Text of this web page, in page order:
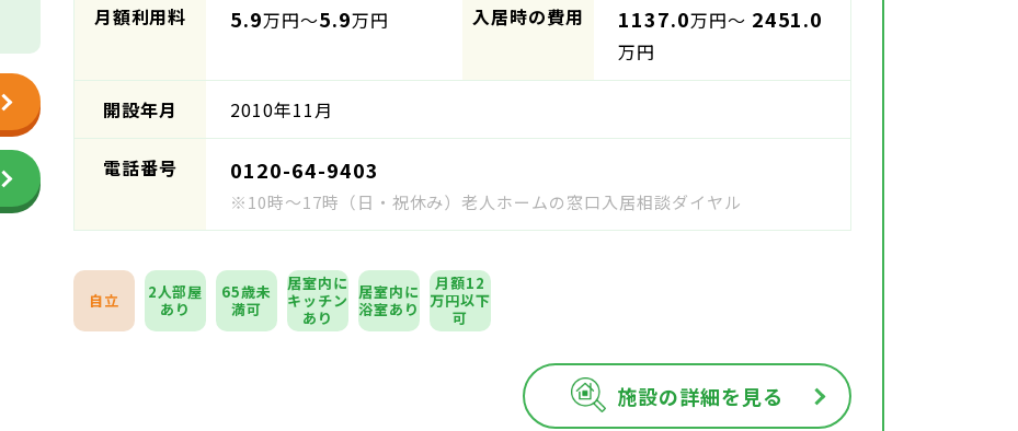
月額利用料 5.9万円～5.9万円 入居時の費用 1137.0万円～ 2451.0
万円
開設年月 2010年11月
電話番号 0120-64-9403
※10時～17時（日・祝休み）老人ホームの窓口入居相談ダイヤル
自立
2人部屋
あり
65歳未
満可
居室内に
キッチン
あり
居室内に
浴室あり
月額12
万円以下
可
施設の詳細を見る